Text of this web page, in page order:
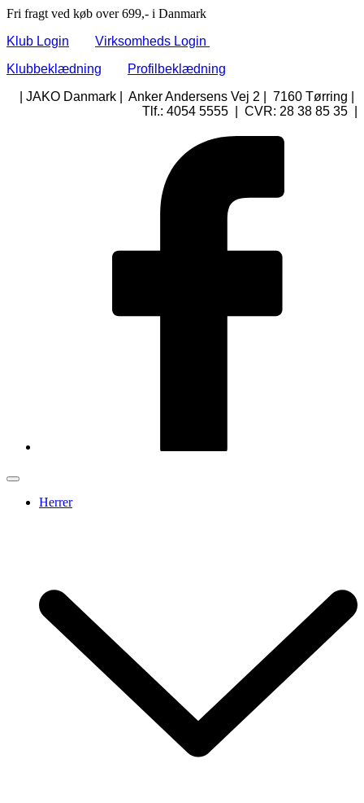
Fri fragt ved køb over 699,- i Danmark
Klub Login
Virksomheds Login
Klubbeklædning
Profilbeklædning
| JAKO Danmark | Anker Andersens Vej 2 | 7160 Tørring |
Tlf.: 4054 5555 | CVR: 28 38 85 35 |
Herrer